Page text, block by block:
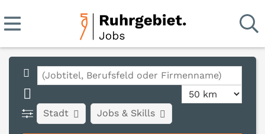
Stadt Jobs & Skills